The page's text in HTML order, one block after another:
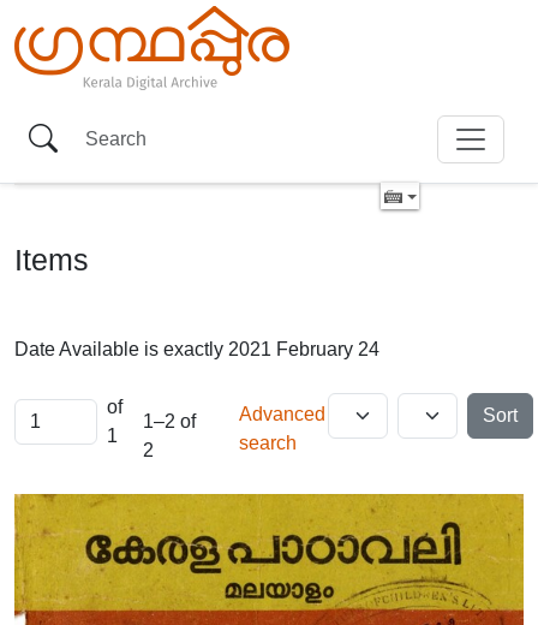
Items
Date Available is exactly 2021 February 24
of
1
1–2 of
2
Advanced
search
Sort